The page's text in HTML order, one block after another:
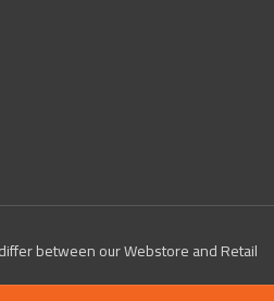
between our Webstore and Retail